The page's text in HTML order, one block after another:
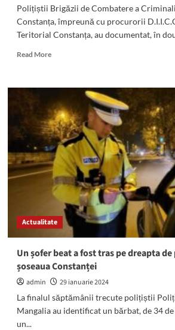
Polițiștii Brigăzii de Combatere a
Constanța, împreună cu procurorii
Teritorial Constanța, au documentat, în
Read MoreRead
Traficanți
„pulbere”
sintetică
și
canabis,
arestați
la
Constanța
Actualitate
Un șofer beat a fost tras pe dreapta
șoseaua Constanței
admin
29 ianuarie 2024
La finalul săptămânii trecute polițiștii
Mangalia au identificat un bărbat, de 34
un...